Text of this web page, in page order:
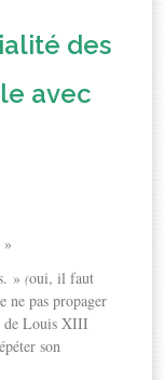
des
avec
»(oui, il faut
ne pas propager
de Louis XIII
son